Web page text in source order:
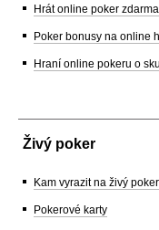
Hrát online poker zdarma
Poker bonusy na online
Hraní online pokeru o
Živý poker
Kam vyrazit na živý poker
Pokerové karty